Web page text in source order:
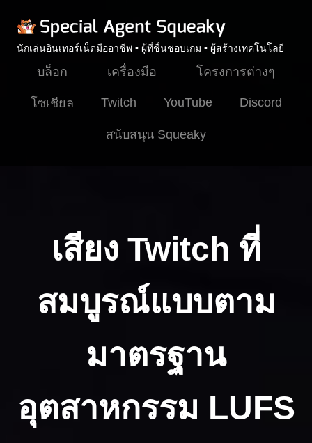
นักเล่นอินเทอร์เน็ตมืออาชีพ • ผู้ที่ชื่นชอบเกม • ผู้สร้างเทคโนโลยี
บล็อก เครื่องมือ โครงการต่างๆ
โซเชียล Twitch YouTube Discord
สนับสนุน Squeaky
เสียง Twitch ที่
สมบูรณ์แบบตาม
มาตรฐาน
อุตสาหกรรม LUFS